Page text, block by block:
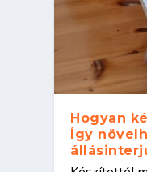
Hogyan
Így